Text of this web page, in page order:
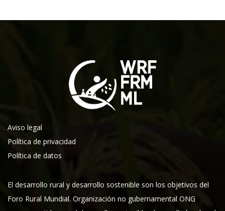
Aviso legal
Política de privacidad
Política de datos
El desarrollo rural y desarrollo sostenible son los objetivos del
Foro Rural Mundial. Organización no gubernamental ONG